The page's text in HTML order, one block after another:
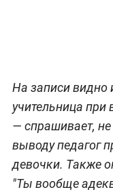
На записи видно
учительница при
— спрашивает,
выводу педагог
девочки. Также
"Ты вообще